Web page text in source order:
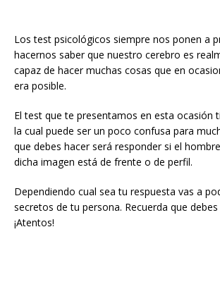
Los test psicológicos siempre nos ponen a
hacernos saber que nuestro cerebro es
capaz de hacer muchas cosas que en
era posible.
El test que te presentamos en esta ocasión
la cual puede ser un poco confusa para
que debes hacer será responder si el
dicha imagen está de frente o de perfil.
Dependiendo cual sea tu respuesta vas a
secretos de tu persona. Recuerda que
¡Atentos!